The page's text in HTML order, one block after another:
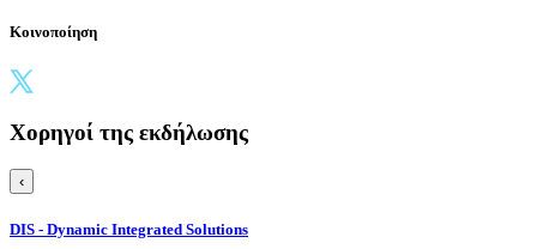
Κοινοποίηση
Χορηγοί της εκδήλωσης
‹
DIS - Dynamic Integrated Solutions